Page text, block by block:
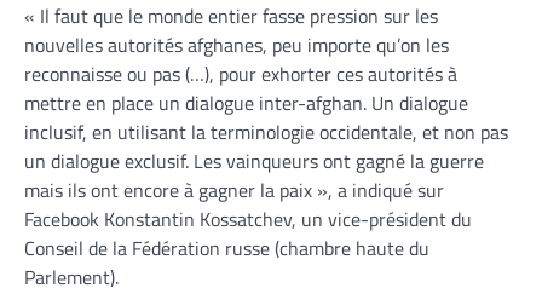
« Il faut que le monde entier fasse pression sur les
nouvelles autorités afghanes, peu importe qu’on les
reconnaisse ou pas (…), pour exhorter ces autorités à
mettre en place un dialogue inter-afghan. Un dialogue
inclusif, en utilisant la terminologie occidentale, et non pas
un dialogue exclusif. Les vainqueurs ont gagné la guerre
mais ils ont encore à gagner la paix », a indiqué sur
Facebook Konstantin Kossatchev, un vice-président du
Conseil de la Fédération russe (chambre haute du
Parlement).